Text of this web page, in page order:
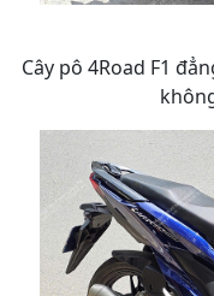
Cây pô 4Road F1